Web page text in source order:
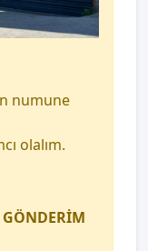
numune
olalım.